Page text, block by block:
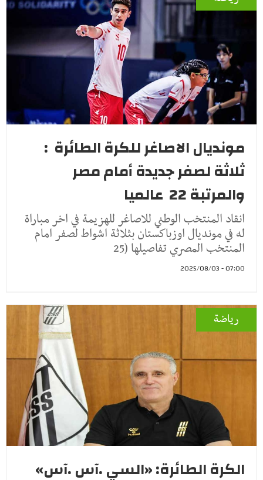
مونديال الاصاغر للكرة الطائرة :
ثلاثة لصفر جديدة أمام مصر
والمرتبة 22 عالميا
انقاد المنتخب الوطني للاصاغر للهزيمة في اخر مباراة
له في مونديال اوزباكستان بثلاثة اشواط لصفر امام
المنتخب المصري تفاصيلها (25
07:00 - 2025/08/03
رياضة
الكرة الطائرة: «السي .آس .آس»